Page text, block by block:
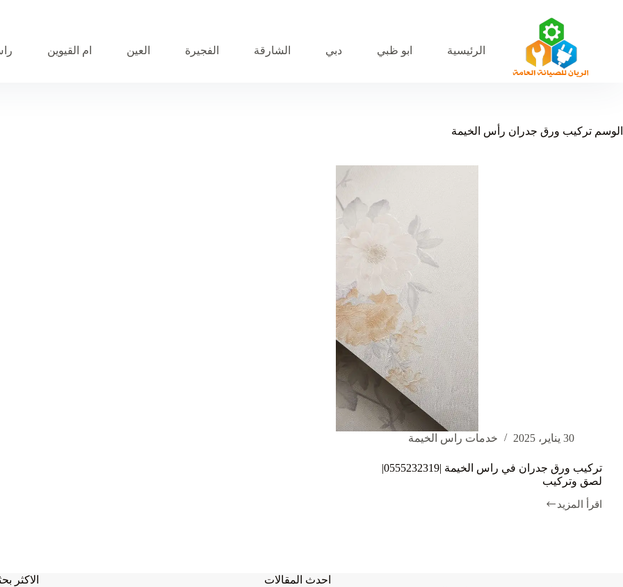
الرئيسية
ابو ظبي دبي الشارقة الفجيرة العين ام القيوين
الوسم تركيب ورق جدران رأس الخيمة
30 يناير، 2025 خدمات راس الخيمة
تركيب ورق جدران في راس الخيمة |0555232319|
لصق وتركيب
اقرأ المزيد
تركيب
احدث المقالات الاكثر